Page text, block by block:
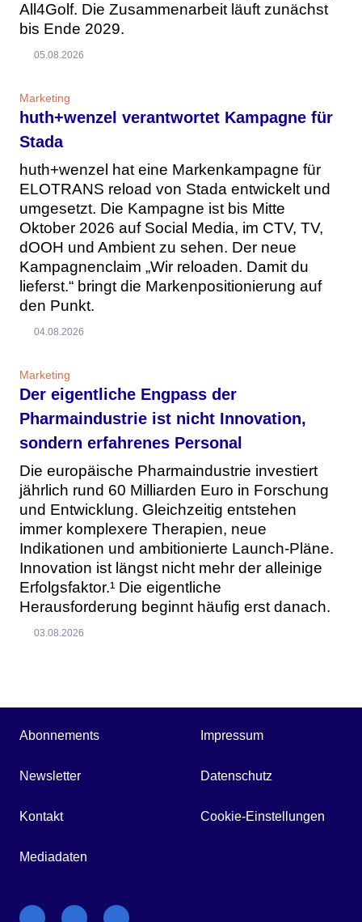
All4Golf. Die Zusammenarbeit läuft zunächst
bis Ende 2029.
05.08.2026
Marketing
huth+wenzel verantwortet Kampagne für
Stada
huth+wenzel hat eine Markenkampagne für
ELOTRANS reload von Stada entwickelt und
umgesetzt. Die Kampagne ist bis Mitte
Oktober 2026 auf Social Media, im CTV, TV,
dOOH und Ambient zu sehen. Der neue
Kampagnenclaim „Wir reloaden. Damit du
lieferst.“ bringt die Markenpositionierung auf
den Punkt.
04.08.2026
Marketing
Der eigentliche Engpass der
Pharmaindustrie ist nicht Innovation,
sondern erfahrenes Personal
Die europäische Pharmaindustrie investiert
jährlich rund 60 Milliarden Euro in Forschung
und Entwicklung. Gleichzeitig entstehen
immer komplexere Therapien, neue
Indikationen und ambitionierte Launch-Pläne.
Innovation ist längst nicht mehr der alleinige
Erfolgsfaktor.¹ Die eigentliche
Herausforderung beginnt häufig erst danach.
03.08.2026
Abonnements
Newsletter
Kontakt
Mediadaten
Impressum
Datenschutz
Cookie-Einstellungen